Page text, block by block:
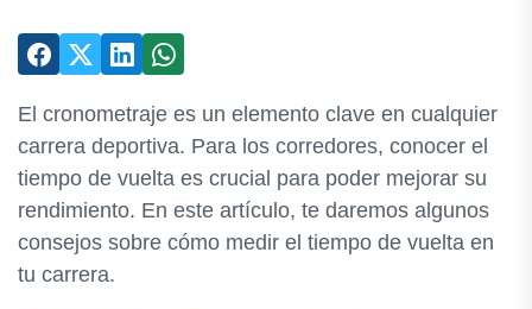
El cronometraje es un elemento clave en cualquier
carrera deportiva. Para los corredores, conocer el
tiempo de vuelta es crucial para poder mejorar su
rendimiento. En este artículo, te daremos algunos
consejos sobre cómo medir el tiempo de vuelta en
tu carrera.